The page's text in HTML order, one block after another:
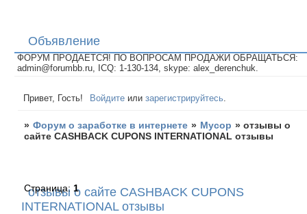
Объявление
ФОРУМ ПРОДАЕТСЯ! ПО ВОПРОСАМ ПРОДАЖИ ОБРАЩАТЬСЯ:
admin@forumbb.ru, ICQ: 1-130-134, skype: alex_derenchuk.
Привет, Гость! Войдите илизарегистрируйтесь
» Форум о заработке в интернете » Мусор »отзывы о
сайте CASHBACK CUPONS INTERNATIONAL отзывы
отзывы о сайте CASHBACK CUPONS
INTERNATIONAL отзывы
Страница: 1